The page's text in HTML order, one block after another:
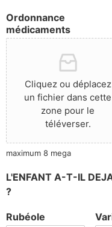
Ordonnance
médicaments
Cliquez ou déplacez
un fichier dans cette
zone pour le
téléverser.
maximum 8 mega
L'ENFANT A-T-IL
?
Rubéole